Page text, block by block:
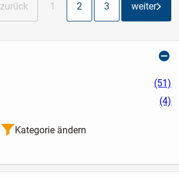
zurück 1 2 3 weiter
(51)
(4)
Kategorie ändern